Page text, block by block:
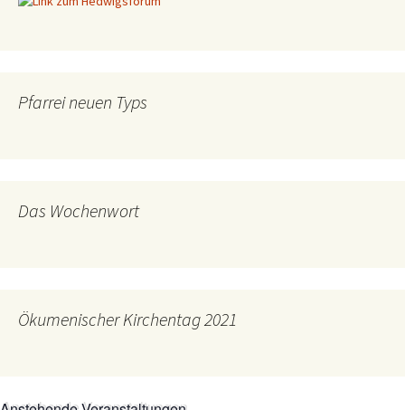
Pfarrei neuen Typs
Das Wochenwort
Ökumenischer Kirchentag 2021